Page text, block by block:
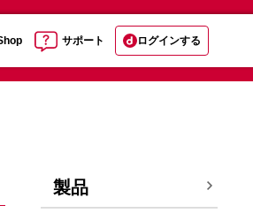
サポート ログインする
製品